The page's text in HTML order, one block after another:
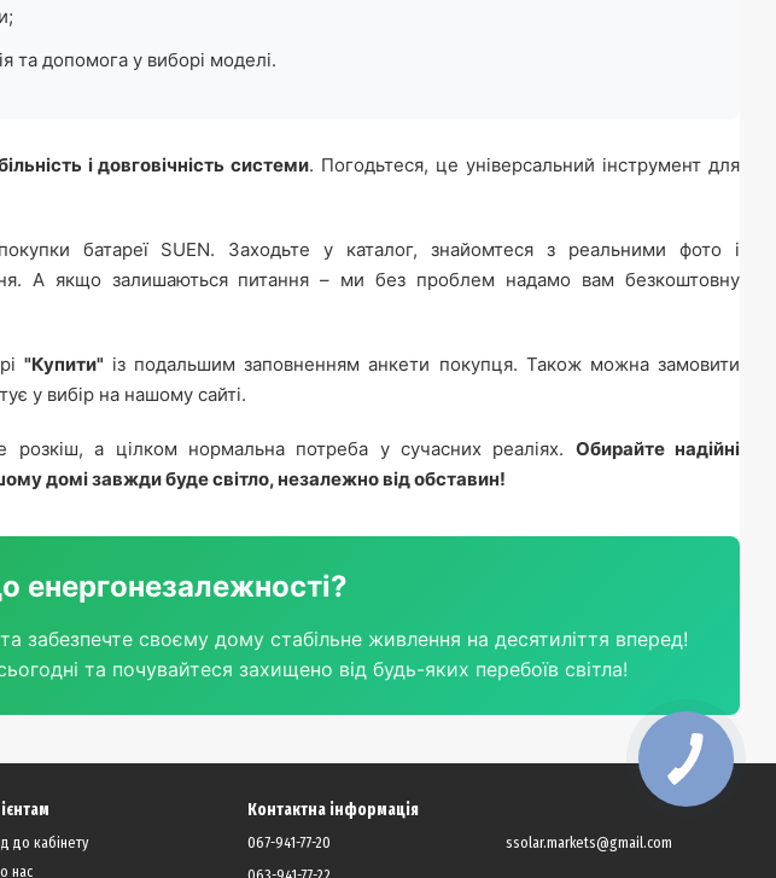
та допомога у виборі моделі.
і довговічність системи. Погодьтеся, це універсальний інструмент для
батареї SUEN. Заходьте у каталог, знайомтеся з реальними фото і
А якщо залишаються питання – ми без проблем надамо вам безкоштовну
"Купити" із подальшим заповненням анкети покупця. Також можна замовити
у вибір на нашому сайті.
а цілком нормальна потреба у сучасних реаліях. Обирайте надійні
домі завжди буде світло, незалежно від обставин!
енергонезалежності?
забезпечте своєму дому стабільне живлення на десятиліття вперед!
та почувайтеся захищено від будь-яких перебоїв світла!
до кабінету
нас
Контактна інформація
067-941-77-20
ssolar.markets@gmail.com